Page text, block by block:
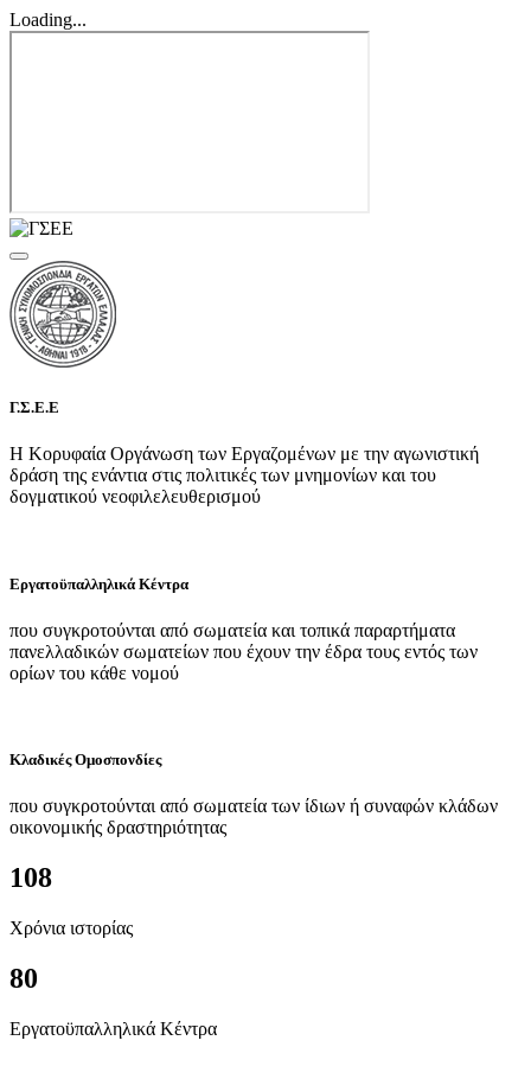
Loading...
Γ.Σ.Ε.Ε
Η Κορυφαία Οργάνωση των Εργαζομένων με την αγωνιστική
δράση της ενάντια στις πολιτικές των μνημονίων και του
δογματικού νεοφιλελευθερισμού
Εργατοϋπαλληλικά Κέντρα
που συγκροτούνται από σωματεία και τοπικά παραρτήματα
πανελλαδικών σωματείων που έχουν την έδρα τους εντός των
ορίων του κάθε νομού
Κλαδικές Ομοσπονδίες
που συγκροτούνται από σωματεία των ίδιων ή συναφών κλάδων
οικονομικής δραστηριότητας
108
Χρόνια ιστορίας
80
Εργατοϋπαλληλικά Κέντρα